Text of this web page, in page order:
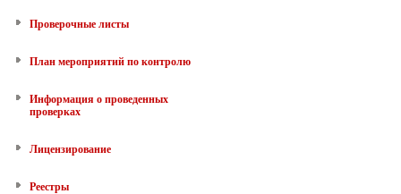
Проверочные листы
План мероприятий по контролю
Информация о проведенных
проверках
Лицензирование
Реестры